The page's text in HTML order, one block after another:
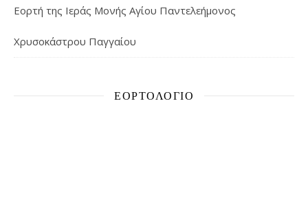
Εορτή της Ιεράς Μονής Αγίου Παντελεήμονος
Χρυσοκάστρου Παγγαίου
ΕΟΡΤΟΛΌΓΙΟ